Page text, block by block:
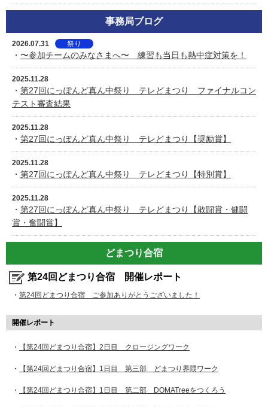
事務局ブログ
2026.07.31 祭り
・ 〜参加チームのみなさまへ〜 練習も当日も熱中症対策を！
2025.11.28
・ 第27回にっぽんど真ん中祭り テレどまつり ファイナルコン
テスト審査結果
2025.11.28
・ 第27回にっぽんど真ん中祭り テレどまつり【奨励賞】
2025.11.28
・ 第27回にっぽんど真ん中祭り テレどまつり【特別賞】
2025.11.28
・ 第27回にっぽんど真ん中祭り テレどまつり【敢闘賞・健闘
賞・奮闘賞】
どまつり合宿
第24回どまつり合宿 開催レポート
・ 第24回どまつり合宿 ご参加ありがとうございました！
開催レポート
・ 【第24回どまつり合宿】2日目 クロージングワーク
・ 【第24回どまつり合宿】1日目 第三部 どまつり界隈ワーク
・ 【第24回どまつり合宿】1日目 第二部 DOMATreeをつくろう